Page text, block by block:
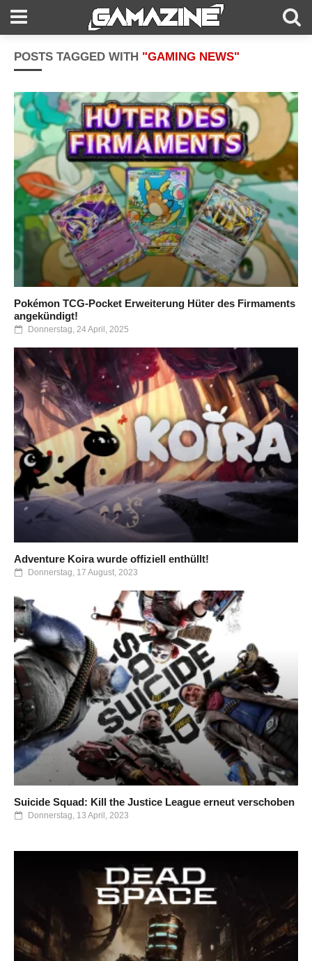
POSTS TAGGED WITH "GAMING NEWS"
Pokémon TCG-Pocket Erweiterung Hüter des Firmaments
angekündigt!
Donnerstag, 24 April, 2025
Adventure Koira wurde offiziell enthüllt!
Donnerstag, 17 August, 2023
Suicide Squad: Kill the Justice League erneut verschoben
Donnerstag, 13 April, 2023